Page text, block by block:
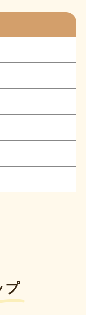
プ